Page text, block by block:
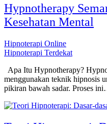
Hypnotherapy
Kesehatan Mental
Hipnoterapi Online
Hipnoterapi Terdekat
Apa Itu Hypnotherapy?
menggunakan teknik hipnosis
pikiran bawah sadar. Proses